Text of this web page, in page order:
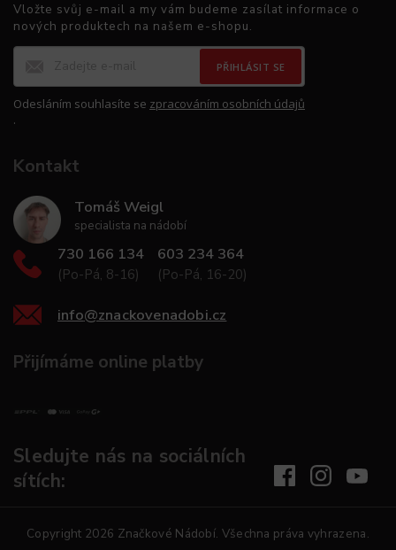
Vložte svůj e-mail a my vám budeme zasílat informace o
nových produktech na našem e-shopu.
PŘIHLÁSIT SE
Odesláním souhlasíte se zpracováním osobních údajů
.
Kontakt
Tomáš Weigl
specialista na nádobí
730 166 134
(Po-Pá, 8-16)
603 234 364
(Po-Pá, 16-20)
info@znackovenadobi.cz
Přijímáme online platby
Sledujte nás na sociálních
sítích:
Copyright 2026 Značkové Nádobí. Všechna práva vyhrazena.